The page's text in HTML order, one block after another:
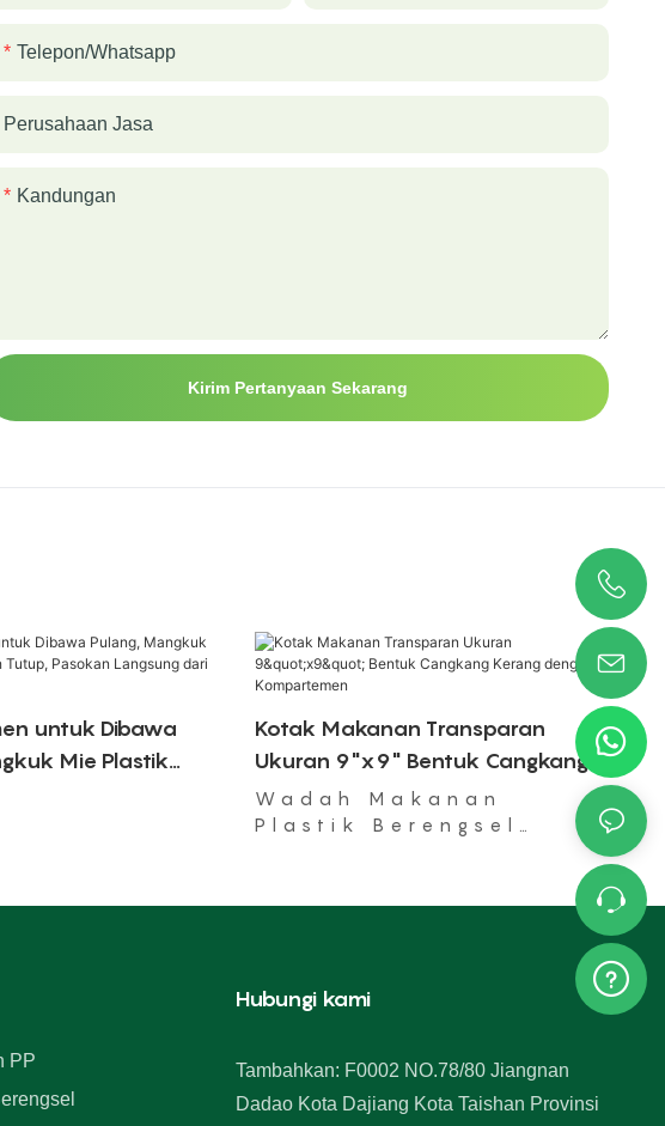
Telepon/whatsapp
Perusahaan Jasa
Kandungan
Kirim Pertanyaan Sekarang
untuk Dibawa
Mie Plastik
Kotak Makanan Transparan
Ukuran 9"x9" Bentuk Cangkang
Kerang dengan 3 Kompartemen
Wadah Makanan
Plastik Berengsel
Aman untuk Microwave
PP
Hubungi kami
Tambahkan: F0002 NO.78/80 Jiangnan
Dadao Kota Dajiang Kota Taishan Provinsi